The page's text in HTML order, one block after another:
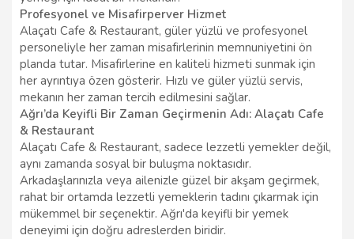
Profesyonel ve Misafirperver Hizmet
Alaçatı Cafe & Restaurant, güler yüzlü ve profesyonel
personeliyle her zaman misafirlerinin memnuniyetini ön
planda tutar. Misafirlerine en kaliteli hizmeti sunmak için
her ayrıntıya özen gösterir. Hızlı ve güler yüzlü servis,
mekanın her zaman tercih edilmesini sağlar.
Ağrı’da Keyifli Bir Zaman Geçirmenin Adı: Alaçatı Cafe
& Restaurant
Alaçatı Cafe & Restaurant, sadece lezzetli yemekler değil,
aynı zamanda sosyal bir buluşma noktasıdır.
Arkadaşlarınızla veya ailenizle güzel bir akşam geçirmek,
rahat bir ortamda lezzetli yemeklerin tadını çıkarmak için
mükemmel bir seçenektir. Ağrı'da keyifli bir yemek
deneyimi için doğru adreslerden biridir.